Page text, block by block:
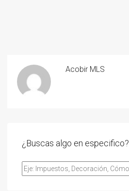
Acobir MLS
¿Buscas algo en especifico?